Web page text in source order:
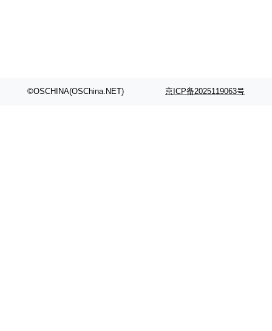
©OSCHINA(OSChina.NET) 京ICP备2025119063号